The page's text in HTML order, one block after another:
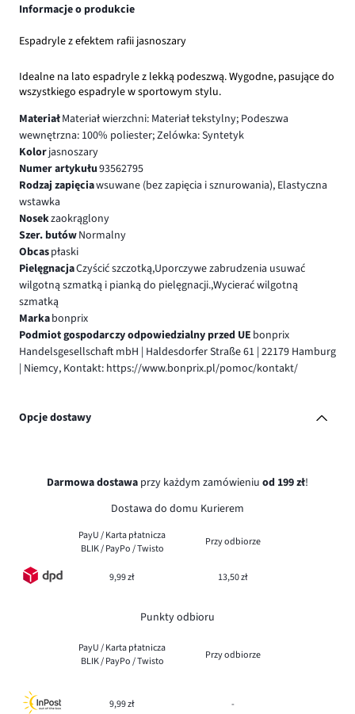
Informacje o produkcie
Espadryle z efektem rafii jasnoszary
Idealne na lato espadryle z lekką podeszwą. Wygodne, pasujące do
wszystkiego espadryle w sportowym stylu.
MateriałMateriał wierzchni: Materiał tekstylny; Podeszwa
wewnętrzna: 100% poliester; Zelówka: Syntetyk
Kolorjasnoszary
Numer artykułu93562795
Rodzaj zapięciawsuwane (bez zapięcia i sznurowania), Elastyczna
wstawka
Nosekzaokrąglony
Szer. butówNormalny
Obcaspłaski
PielęgnacjaCzyścić szczotką,Uporczywe zabrudzenia usuwać
wilgotną szmatką i pianką do pielęgnacji.,Wycierać wilgotną
szmatką
Markabonprix
Podmiot gospodarczy odpowiedzialny przed UE bonprix
Handelsgesellschaft mbH | Haldesdorfer Straße 61 | 22179 Hamburg
| Niemcy, Kontakt: https://www.bonprix.pl/pomoc/kontakt/
Opcje dostawy
Darmowa dostawa przy każdym zamówieniu od 199 zł!
Dostawa do domu Kurierem
PayU / Karta płatnicza
BLIK / PayPo / Twisto
Przy odbiorze
9,99 zł 13,50 zł
Punkty odbioru
PayU / Karta płatnicza
BLIK / PayPo / Twisto
Przy odbiorze
9,99 zł -